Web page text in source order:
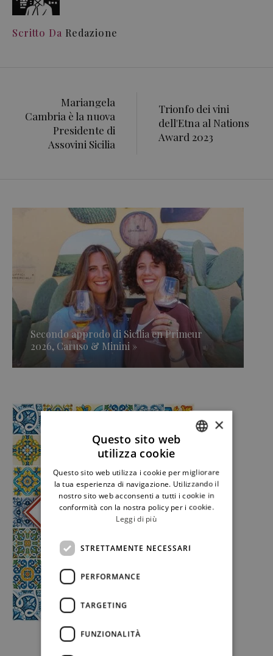
Scritto Da Redazione
Mariangela
Cambria è la nuova
Presidente di
Assovini Sicilia
Trionfo dei vini
dell'Etna al Nations
Award 2023
Secondo approdo di Sicilia en Primeur
2026, Caruso & Minini »
ENGLISH
×
Questo sito web
utilizza cookie
Questo sito web utilizza i cookie per migliorare
la tua esperienza di navigazione. Utilizzando il
nostro sito web acconsenti a tutti i cookie in
conformità con la nostra policy per i cookie.
Leggi di più
STRETTAMENTE NECESSARI
PERFORMANCE
TARGETING
FUNZIONALITÀ